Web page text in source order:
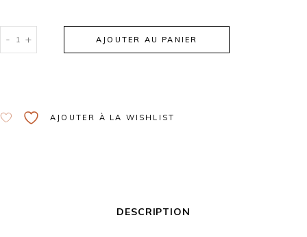
- + AJOUTER AU PANIER
AJOUTER À LA WISHLIST
DESCRIPTION